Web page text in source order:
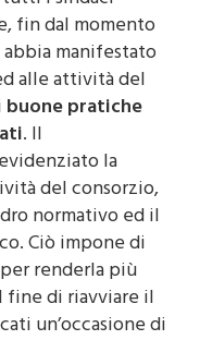
fin dal momento
manifestato
alle attività del
buone pratiche
. Il
la
del consorzio,
normativo ed il
Ciò impone di
renderla più
fine di riavviare il
un’occasione di